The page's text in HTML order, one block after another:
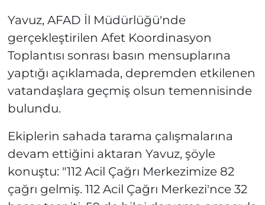
Yavuz, AFAD İl Müdürlüğü'nde
gerçekleştirilen Afet Koordinasyon
Toplantısı sonrası basın mensuplarına
yaptığı açıklamada, depremden etkilenen
vatandaşlara geçmiş olsun temennisinde
bulundu.
Ekiplerin sahada tarama çalışmalarına
devam ettiğini aktaran Yavuz, şöyle
konuştu: "112 Acil Çağrı Merkezimize 82
çağrı gelmiş. 112 Acil Çağrı Merkezi'nce 32